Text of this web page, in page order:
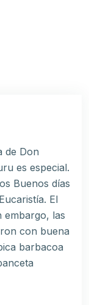
de Don
es especial.
Buenos días
El
embargo, las
con buena
barbacoa